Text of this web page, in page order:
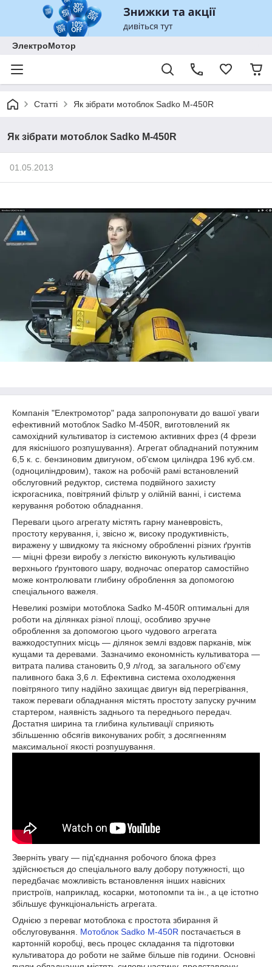
ЭлектроМотор
Статті Як зібрати мотоблок Sadko M-450R
Як зібрати мотоблок Sadko M-450R
01.05.2013
Компанія "Електромотор" рада запропонувати до вашої уваги
ефективний мотоблок Sadko M-450R, виготовлений як
самохідний культиватор із системою активних фрез (4 фрези
для якіснішого розпушування). Агрегат обладнаний потужним
6,5 к. с. бензиновим двигуном, об'ємом циліндра 196 куб.см.
(одноциліндровим), також на робочій рамі встановлений
обслуговний редуктор, система подвійного захисту
іскрогасника, повітряний фільтр у олійній ванні, і система
керування роботою обладнання.
Переваги цього агрегату містять гарну маневровість,
простоту керування, і, звісно ж, високу продуктивність,
виражену у швидкому та якісному обробленні різних ґрунтів
— міцні фрези виробу з легкістю виконують культивацію
верхнього ґрунтового шару, водночас оператор самостійно
може контролювати глибину оброблення за допомогою
спеціального важеля.
Невеликі розміри мотоблока Sadko M-450R оптимальні для
роботи на ділянках різної площі, особливо зручне
оброблення за допомогою цього чудового агрегата
важкодоступних місць — ділянок землі вздовж парканів, між
кущами та деревами. Зазначимо економність культиватора —
витрата палива становить 0,9 л/год, за загального об'єму
паливного бака 3,6 л. Ефективна система охолодження
повітряного типу надійно захищає двигун від перегрівання,
також переваги обладнання містять простоту запуску ручним
стартером, наявність заднього та переднього передач.
Достатня ширина та глибина культивації сприяють
збільшенню обсягів виконуваних робіт, з досягненням
максимальної якості розпушування.
Зверніть увагу — під'єднання робочого блока фрез
здійснюється до спеціального валу добору потужності, що
передбачає можливість встановлення інших навісних
пристроїв, наприклад, косарки, мотопомпи та ін., а це істотно
збільшує функціональність агрегата.
Однією з переваг мотоблока є простота збирання й
обслуговування. Мотоблок Sadko M-450R постачається в
картонній коробці, весь процес складання та підготовки
культиватора до роботи не займе більше пів години. Основні